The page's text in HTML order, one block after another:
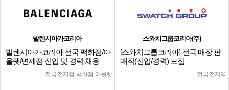
발렌시아가코리아
발렌시아가코리아 전국 백화점/아
울렛/면세점 신입 및 경력 채용
전국 전지점, 백화점, 아울렛
스와치그룹코리아(주)
[스와치그룹코리아] 전국 매장 판
매직(신입/경력) 모집
전국 전지역